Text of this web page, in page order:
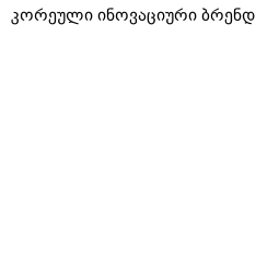
კორეული ინოვაციური ბრენდი